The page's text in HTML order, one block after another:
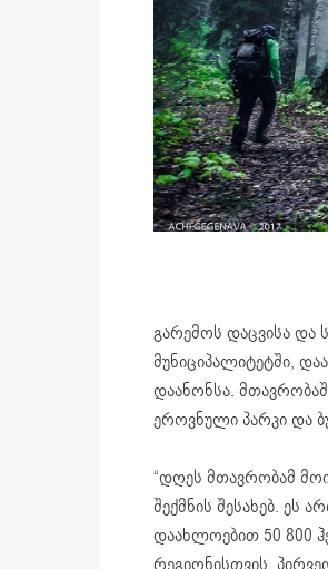
გარემოს დაცვისა და
მუნიციპალიტეტში,
დაანონსა.
ეროვნული პარკი და
“დღეს მთავრობამ
შექმნის შესახებ. ეს
დაახლოებით 50 800